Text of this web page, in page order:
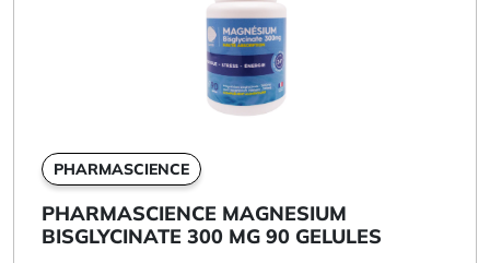
PHARMASCIENCE
PHARMASCIENCE MAGNESIUM
BISGLYCINATE 300 MG 90 GELULES